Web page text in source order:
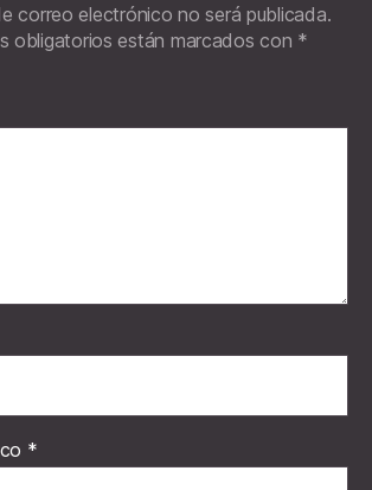
correo electrónico no será publicada.
obligatorios están marcados con *
*